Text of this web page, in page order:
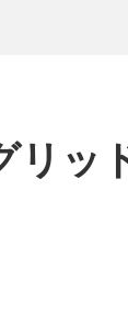
リッ